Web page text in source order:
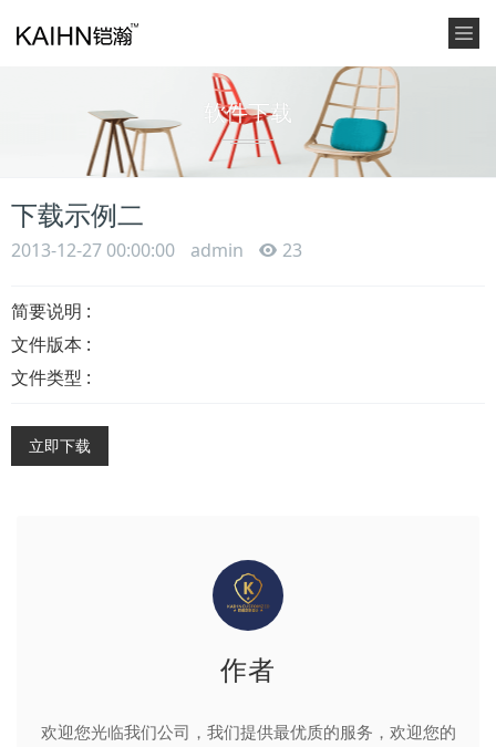
软件下载
下载示例二
2013-12-27 00:00:00 admin 23
简要说明 :
文件版本 :
文件类型 :
立即下载
作者
欢迎您光临我们公司，我们提供最优质的服务，欢迎您的